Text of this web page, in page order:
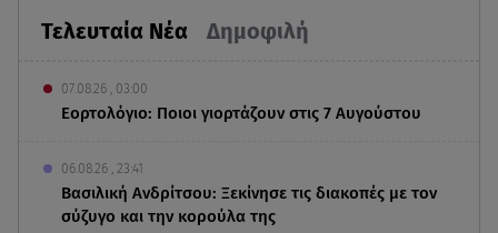
Τελευταία Νέα Δημοφιλή
07.08.26 , 03:00
Εορτολόγιο: Ποιοι γιορτάζουν στις 7 Αυγούστου
06.08.26 , 23:41
Βασιλική Ανδρίτσου: Ξεκίνησε τις διακοπές με τον
σύζυγο και την κορούλα της